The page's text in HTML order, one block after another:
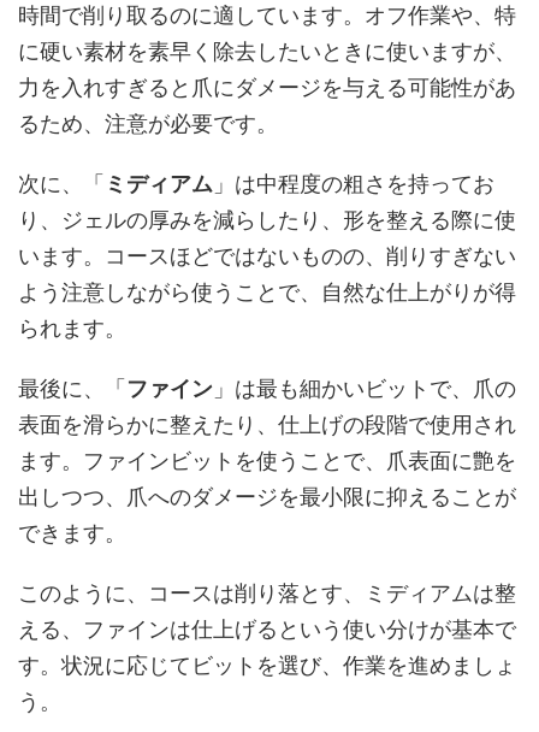
時間で削り取るのに適しています。オフ作業や、特
に硬い素材を素早く除去したいときに使いますが、
力を入れすぎると爪にダメージを与える可能性があ
るため、注意が必要です。
次に、「 ミディアム 」は中程度の粗さを持ってお
り、ジェルの厚みを減らしたり、形を整える際に使
います。コースほどではないものの、削りすぎない
よう注意しながら使うことで、自然な仕上がりが得
られます。
最後に、「 ファイン 」は最も細かいビットで、爪の
表面を滑らかに整えたり、仕上げの段階で使用され
ます。ファインビットを使うことで、爪表面に艶を
出しつつ、爪へのダメージを最小限に抑えることが
できます。
このように、コースは削り落とす、ミディアムは整
える、ファインは仕上げるという使い分けが基本で
す。状況に応じてビットを選び、作業を進めましょ
う。